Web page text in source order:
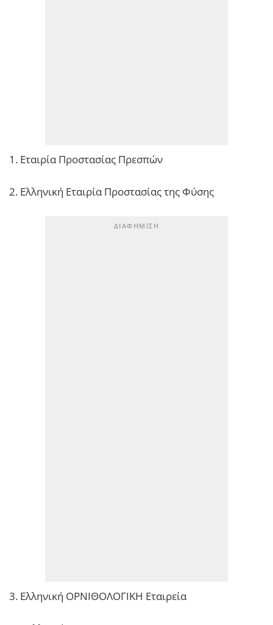
1. Εταιρία Προστασίας Πρεσπών
2. Ελληνική Εταιρία Προστασίας της Φύσης
3. Ελληνική ΟΡΝΙΘΟΛΟΓΙΚΗ Εταιρεία